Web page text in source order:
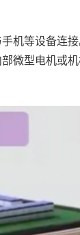
机等设备连
微型电机或